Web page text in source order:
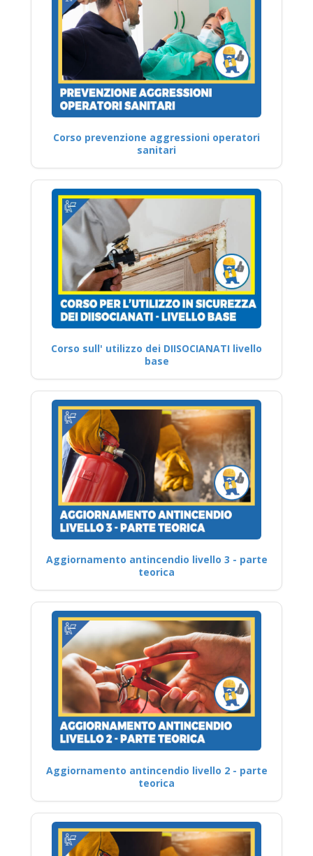
Corso prevenzione aggressioni operatori
sanitari
Corso sull' utilizzo dei DIISOCIANATI livello
base
Aggiornamento antincendio livello 3 - parte
teorica
Aggiornamento antincendio livello 2 - parte
teorica